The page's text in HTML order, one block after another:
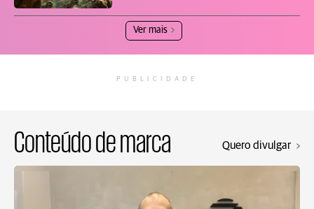
Ver mais
PUBLICIDADE
Conteúdo de marca Quero divulgar